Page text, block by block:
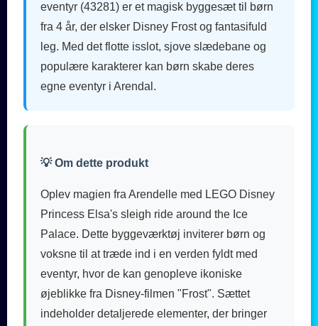
eventyr (43281) er et magisk byggesæt til børn
fra 4 år, der elsker Disney Frost og fantasifuld
leg. Med det flotte isslot, sjove slædebane og
populære karakterer kan børn skabe deres
egne eventyr i Arendal.
💡 Om dette produkt
Oplev magien fra Arendelle med LEGO Disney
Princess Elsa's sleigh ride around the Ice
Palace. Dette byggeværktøj inviterer børn og
voksne til at træde ind i en verden fyldt med
eventyr, hvor de kan genopleve ikoniske
øjeblikke fra Disney-filmen "Frost". Sættet
indeholder detaljerede elementer, der bringer